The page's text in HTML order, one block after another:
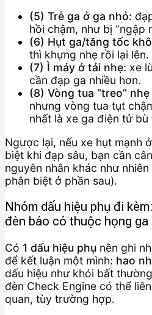
(5) Trễ ga ở ga nhỏ:
hồi chậm, như bị “ngập
(6) Hụt ga/tăng tốc
thì khựng nhẹ rồi lại lên.
(7) Ì máy ở tải nhẹ: xe
cần đạp ga nhiều hơn.
(8) Vòng tua “treo”
nhưng vòng tua tụt
nhất là xe ga điện tử bù
Ngược lại, nếu xe hụt mạnh
biệt khi đạp sâu, bạn cần
nguyên nhân khác như
phân biệt ở phần sau).
Nhóm dấu hiệu phụ đi
đèn báo có thuộc họng ga
Có 1 dấu hiệu phụ nên ghi
để kết luận một mình: hao
dấu hiệu như khói bất
đèn Check Engine có thể
quan, tùy trường hợp.